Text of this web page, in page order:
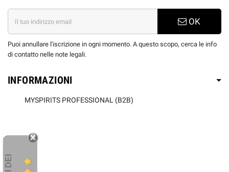
OK
Puoi annullare l'iscrizione in ogni momento. A questo scopo, cerca le info
di contatto nelle note legali.
INFORMAZIONI
MYSPIRITS PROFESSIONAL (B2B)